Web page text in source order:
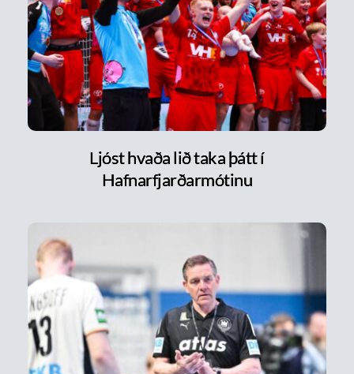
Ljóst hvaða lið taka þátt í
Hafnarfjarðarmótinu